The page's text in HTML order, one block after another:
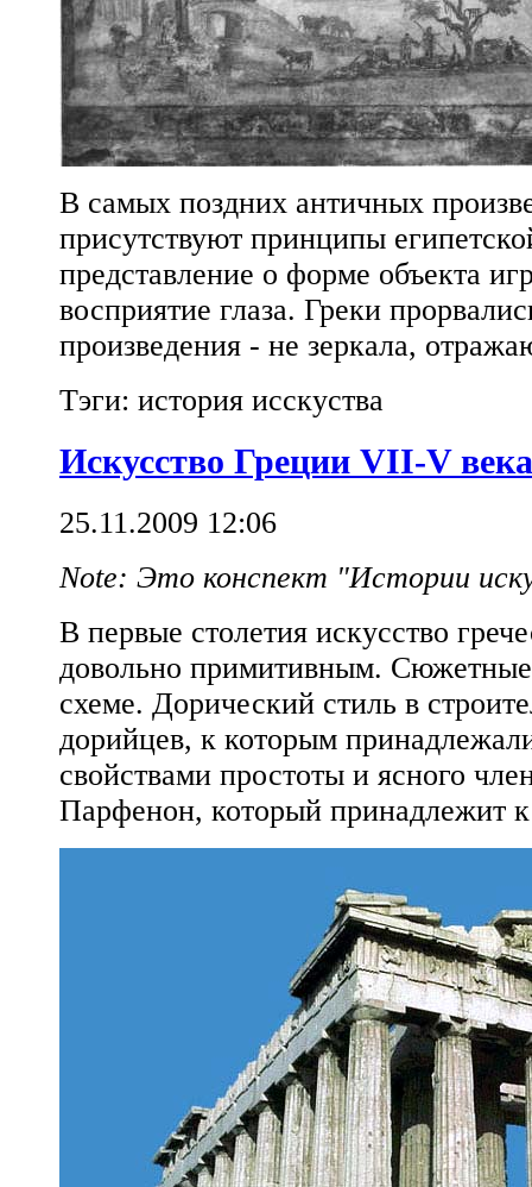
В самых поздних античных
присутствуют принципы
представление о форме объекта
восприятие глаза. Греки
произведения - не зеркала,
Тэги: история исскуства
Искусство Греции VII-V
25.11.2009 12:06
Note: Это конспект "Истории
В первые столетия искусство
довольно примитивным.
схеме. Дорический стиль в
дорийцев, к которым
свойствами простоты и ясного
Парфенон, который принадлежит